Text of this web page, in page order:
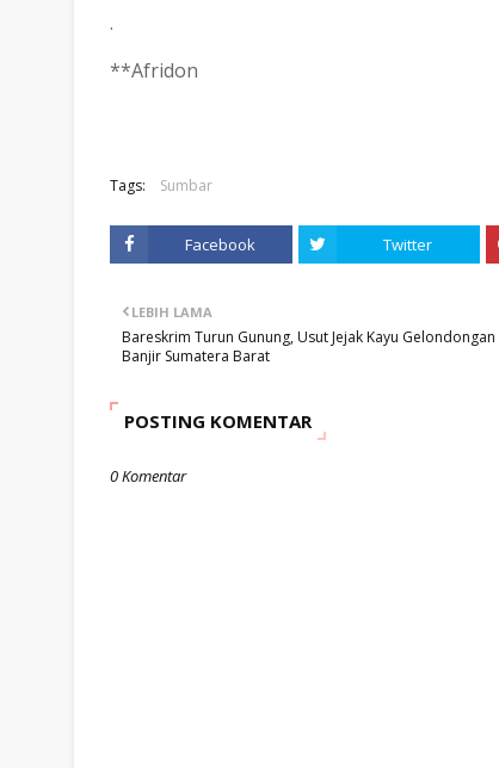
.
**Afridon
Tags: Sumbar
Facebook Twitter
LEBIH LAMA
Bareskrim Turun Gunung, Usut Jejak Kayu Gelondongan
Banjir Sumatera Barat
POSTING KOMENTAR
0 Komentar